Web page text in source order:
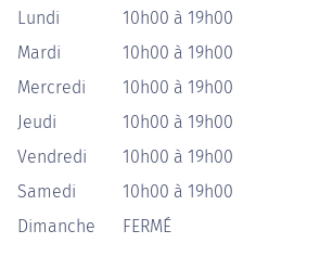
Lundi
10h00 à 19h00
Mardi
10h00 à 19h00
Mercredi
10h00 à 19h00
Jeudi
10h00 à 19h00
Vendredi
10h00 à 19h00
Samedi
10h00 à 19h00
Dimanche
FERMÉ